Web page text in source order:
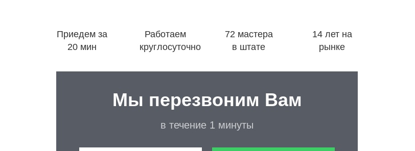
Приедем за
20 мин
Работаем
круглосуточно
72 мастера
в штате
14 лет на
рынке
Мы перезвоним Вам
в течение 1 минуты